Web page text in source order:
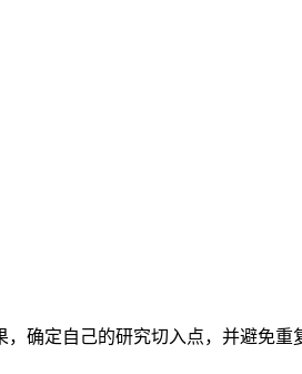
确定自己的研究切入点，并避免重